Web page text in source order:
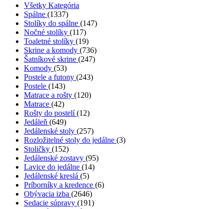
Všetky Kategória
Spálne (1337)
Stolíky do spálne (147)
Nočné stolíky (117)
Toaletné stolíky (19)
Skrine a komody (736)
Šatníkové skrine (247)
Komody (53)
Postele a futony (243)
Postele (143)
Matrace a rošty (120)
Matrace (42)
Rošty do postelí(12)
Jedáleň (649)
Jedálenské stoly (257)
Rozložitelné stoly do jedálne (3)
Stoličky (152)
Jedálenské zostavy (95)
Lavice do jedálne (14)
Jedálenské kreslá (5)
Príborníky a kredence (6)
Obývacia izba (2646)
Sedacie súpravy (191)